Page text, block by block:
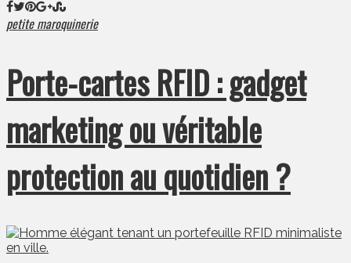
petite maroquinerie
Porte-cartes RFID : gadget
marketing ou véritable
protection au quotidien ?